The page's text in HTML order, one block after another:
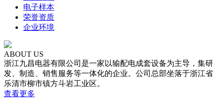
电子样本
荣誉资质
企业环境
ABOUT US
浙江九昌电器有限公司是一家以输配电成套设备为主导，集研
发、制造、销售服务等一体化的企业。公司总部坐落于浙江省
乐清市柳市镇方斗岩工业区。
查看更多